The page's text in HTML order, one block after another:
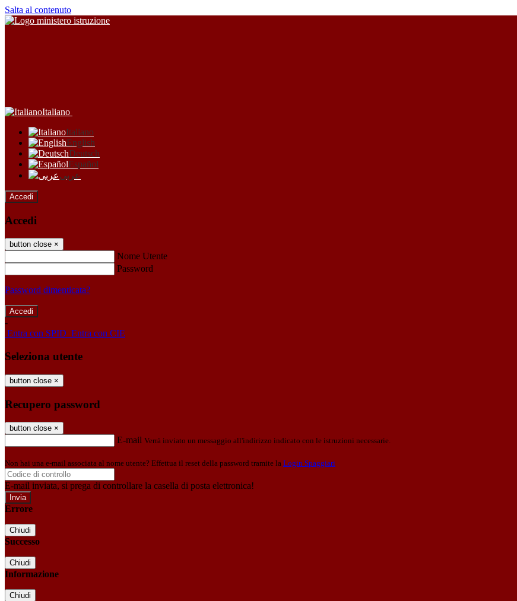
Salta al contenuto
Italiano
Italiano
English
Deutsch
Español
عربى
Accedi
Accedi
button close ×
Nome Utente
Password
Password dimenticata?
-
Entra con SPID Entra con CIE
Seleziona utente
button close ×
Recupero password
button close ×
E-mail Verrà inviato un messaggio all'indirizzo indicato con le istruzioni necessarie.
Non hai una e-mail associata al nome utente? Effettua il reset della password tramite la Login Spaggiari
E-mail inviata, si prega di controllare la casella di posta elettronica!
Errore
Chiudi
Successo
Chiudi
Informazione
Chiudi